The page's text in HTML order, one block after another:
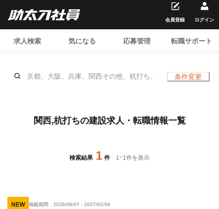
求人検索 気になる 応募管理 転職サポート
会員登録 ログイン
京都、大阪、兵庫、関西その他、杭打ち、 条件変更
関西,杭打ちの建設求人・転職情報一覧
検索結果 1 件 1~1件を表示
NEW 掲載期間： 2026/08/07 - 2027/02/06